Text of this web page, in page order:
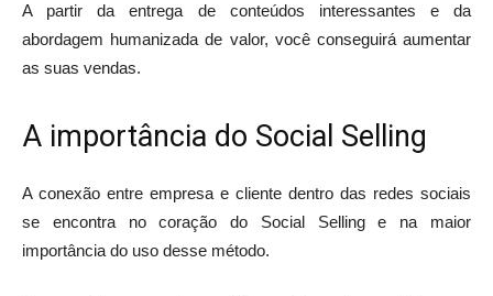
A partir da entrega de conteúdos interessantes e da
abordagem humanizada de valor, você conseguirá aumentar
as suas vendas.
A importância do Social Selling
A conexão entre empresa e cliente dentro das redes sociais
se encontra no coração do Social Selling e na maior
importância do uso desse método.